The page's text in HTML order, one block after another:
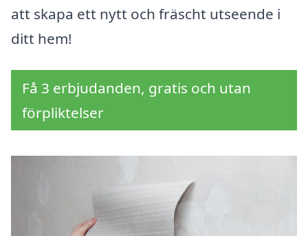
att skapa ett nytt och fräscht utseende i
ditt hem!
Få 3 erbjudanden, gratis och utan
förpliktelser